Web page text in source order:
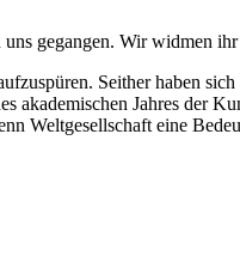
gegangen. Wir widmen
Seither haben
Jahres der
Weltgesellschaft eine